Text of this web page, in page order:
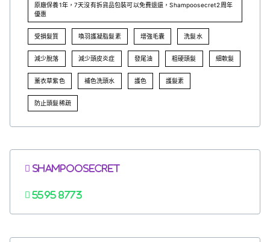
原廠保養1年，7天沒有拆貨品包裝可以免費退還，Shampoosecret2周年
優惠
受損髮質 喚羽護凝脂髮素 增強毛囊 洗髮水
減少脫落 減少頭皮炎症 發尾油 粗硬頭髮 細軟髮
薰衣草紫色 補色洗頭水 護色 護髮素
防止頭髮稀疏
Shampoosecret
5595 8773